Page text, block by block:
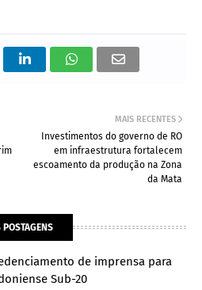
MAIS RECENTES
Investimentos do governo de RO
em infraestrutura fortalecem
escoamento da produção na Zona
da Mata
POSTAGENS
de imprensa para
Sub-20